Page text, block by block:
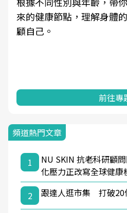
來的健康節點，理解身體
顧自己。
前往專
頻道熱門文章
1
NU SKIN 抗老科研顧
化壓力正改寫全球健康
2
跟達人逛市集 打破20